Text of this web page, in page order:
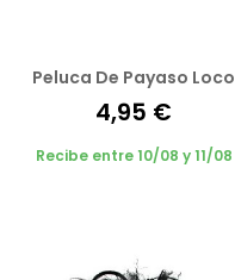
Peluca De Payaso Loco
4,95 €
Recibe entre 10/08 y 11/08